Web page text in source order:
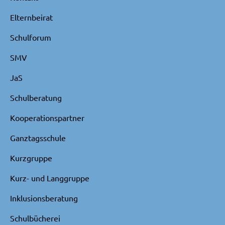
Elternbeirat
Schulforum
SMV
JaS
Schulberatung
Kooperationspartner
Ganztagsschule
Kurzgruppe
Kurz- und Langgruppe
Inklusionsberatung
Schulbücherei